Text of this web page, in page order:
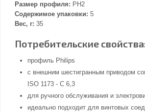
Размер профиля: PH2
Содержимое упаковки: 5
Вес, г: 35
Потребительские
профиль Philips
с внешним шестигранным приводом
ISO 1173 - C 6,3
для ручного обслуживания и
идеально подходит для винтовых